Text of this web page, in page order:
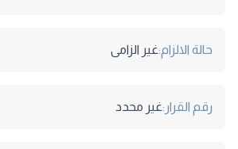
حالة الالزام:غير الزامى
رقم القرار:غير محدد